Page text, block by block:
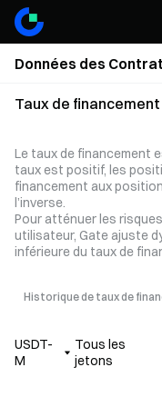
Données des
Taux de financement
Le taux de financement
taux est positif, les
financement aux
l’inverse.
Pour atténuer les
utilisateur, Gate ajuste
inférieure du taux de
Historique de taux de
USDT-
M
Tous les
jetons